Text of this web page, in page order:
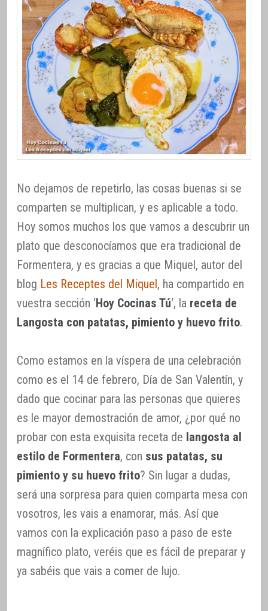
No dejamos de repetirlo, las cosas buenas si se
comparten se multiplican, y es aplicable a todo.
Hoy somos muchos los que vamos a descubrir un
plato que desconocíamos que era tradicional de
Formentera, y es gracias a que Miquel, autor del
blog Les Receptes del Miquel, ha compartido en
vuestra sección ‘Hoy Cocinas Tú‘, la receta de
Langosta con patatas, pimiento y huevo frito.
Como estamos en la víspera de una celebración
como es el 14 de febrero, Día de San Valentín, y
dado que cocinar para las personas que quieres
es le mayor demostración de amor, ¿por qué no
probar con esta exquisita receta de langosta al
estilo de Formentera, con sus patatas, su
pimiento y su huevo frito? Sin lugar a dudas,
será una sorpresa para quien comparta mesa con
vosotros, les vais a enamorar, más. Así que
vamos con la explicación paso a paso de este
magnífico plato, veréis que es fácil de preparar y
ya sabéis que vais a comer de lujo.